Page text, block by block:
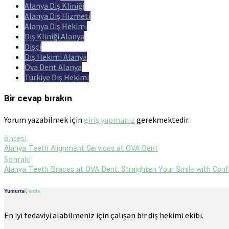
Alanya Diş Kliniği
Alanya Diş Hizmeti
Alanya Diş Hekimi
Diş Kliniği Alanya
Dişçi
Diş Hekimi Alanya
Ova Dent Alanya
Türkiye Diş Hekimi
Bir cevap bırakın
Yorum yazabilmek için giriş yapmanız gerekmektedir.
öncesi
Alanya Teeth Alignment Services at OVA Dent
Sonraki
Alanya Teeth Braces at OVA Dent: Straighten Your Smile with
YumurtaÇentik
En iyi tedaviyi alabilmeniz için çalışan bir diş hekimi ekibi.